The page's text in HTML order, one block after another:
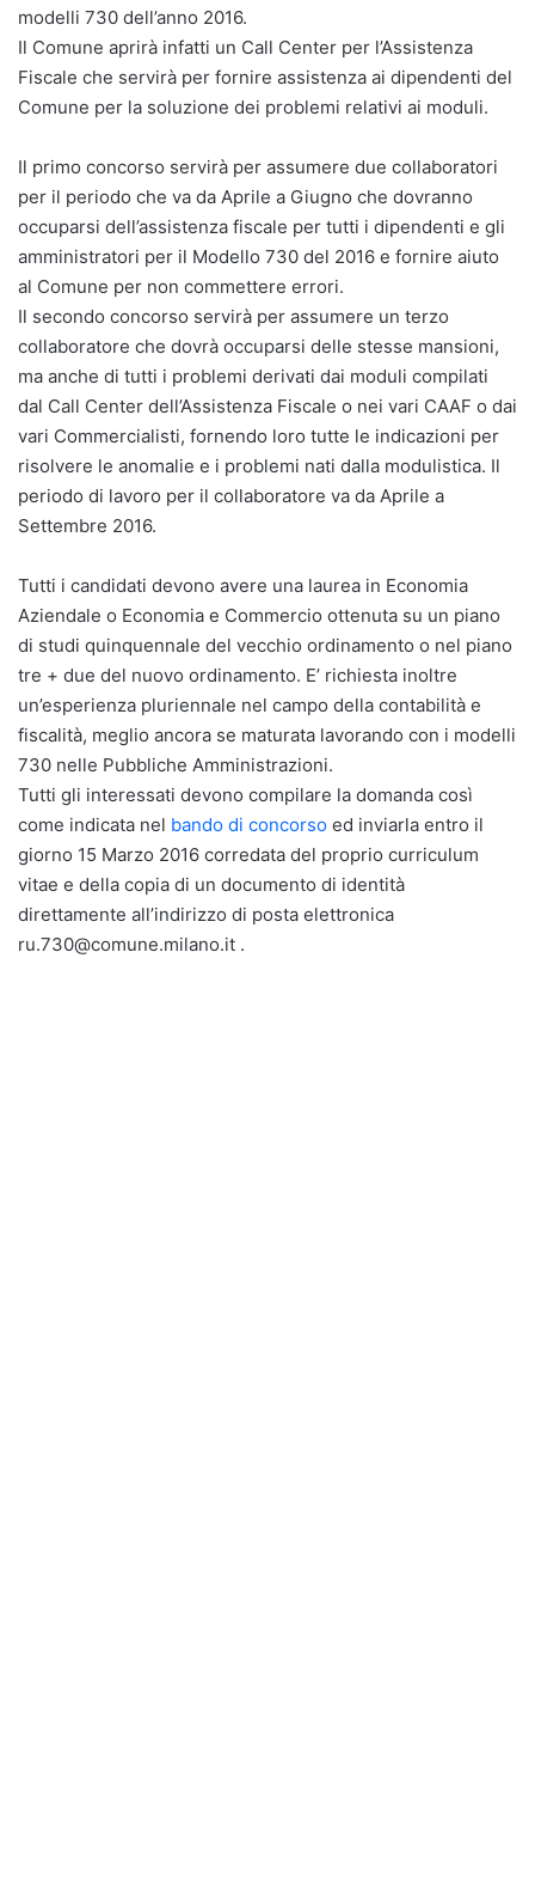
modelli 730 dell’anno 2016.
Il Comune aprirà infatti un Call Center per l’Assistenza
Fiscale che servirà per fornire assistenza ai dipendenti del
Comune per la soluzione dei problemi relativi ai moduli.
Il primo concorso servirà per assumere due collaboratori
per il periodo che va da Aprile a Giugno che dovranno
occuparsi dell’assistenza fiscale per tutti i dipendenti e gli
amministratori per il Modello 730 del 2016 e fornire aiuto
al Comune per non commettere errori.
Il secondo concorso servirà per assumere un terzo
collaboratore che dovrà occuparsi delle stesse mansioni,
ma anche di tutti i problemi derivati dai moduli compilati
dal Call Center dell’Assistenza Fiscale o nei vari CAAF o dai
vari Commercialisti, fornendo loro tutte le indicazioni per
risolvere le anomalie e i problemi nati dalla modulistica. Il
periodo di lavoro per il collaboratore va da Aprile a
Settembre 2016.
Tutti i candidati devono avere una laurea in Economia
Aziendale o Economia e Commercio ottenuta su un piano
di studi quinquennale del vecchio ordinamento o nel piano
tre + due del nuovo ordinamento. E’ richiesta inoltre
un’esperienza pluriennale nel campo della contabilità e
fiscalità, meglio ancora se maturata lavorando con i modelli
730 nelle Pubbliche Amministrazioni.
Tutti gli interessati devono compilare la domanda così
come indicata nel bando di concorso ed inviarla entro il
giorno 15 Marzo 2016 corredata del proprio curriculum
vitae e della copia di un documento di identità
direttamente all’indirizzo di posta elettronica
ru.730@comune.milano.it .